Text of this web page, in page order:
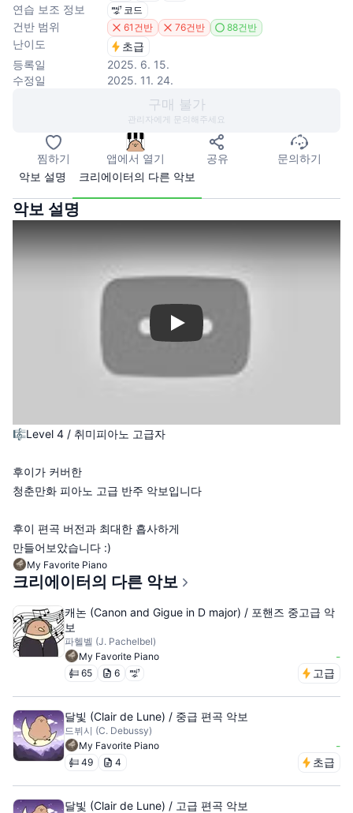
연습 보조 정보 코드
건반 범위 61건반 76건반 88건반
난이도
초급
등록일
2025. 6. 15.
수정일
2025. 11. 24.
구매 불가
관리자에게 문의해주세요
찜하기 앱에서 열기 공유
문의하기
악보 설명
크리에이터의 다른 악보
악보 설명
Play
🎼 Level 4 / 취미피아노 고급자
후이가 커버한
청춘만화 피아노 고급 반주 악보입니다
후이 편곡 버전과 최대한 흡사하게
만들어보았습니다 :)
My Favorite Piano
크리에이터의 다른 악보
캐논 (Canon and Gigue in D major) / 포핸즈 중고급 악
보
파헬벨 (J. Pachelbel)
My Favorite Piano
-
65 6 고급
달빛 (Clair de Lune) / 중급 편곡 악보
드뷔시 (C. Debussy)
My Favorite Piano
-
49 4 초급
달빛 (Clair de Lune) / 고급 편곡 악보